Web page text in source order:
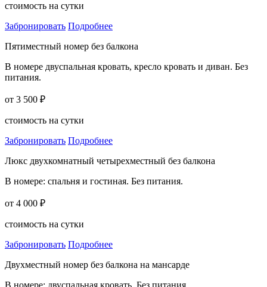
стоимость на сутки
Забронировать Подробнее
Пятиместный номер без балкона
В номере двуспальная кровать, кресло кровать и диван. Без
питания.
от 3 500 ₽
стоимость на сутки
Забронировать Подробнее
Люкс двухкомнатный четырехместный без балкона
В номере: спальня и гостиная. Без питания.
от 4 000 ₽
стоимость на сутки
Забронировать Подробнее
Двухместный номер без балкона на мансарде
В номере: двуспальная кровать. Без питания.